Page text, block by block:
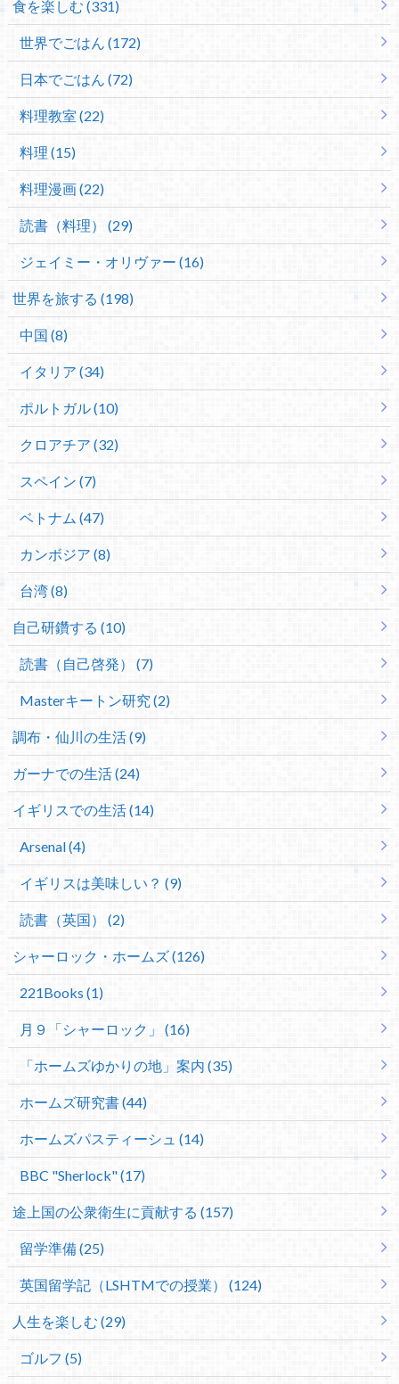
食を楽しむ (331)
世界でごはん (172)
日本でごはん (72)
料理教室 (22)
料理 (15)
料理漫画 (22)
読書（料理） (29)
ジェイミー・オリヴァー (16)
世界を旅する (198)
中国 (8)
イタリア (34)
ポルトガル (10)
クロアチア (32)
スペイン (7)
ベトナム (47)
カンボジア (8)
台湾 (8)
自己研鑽する (10)
読書（自己啓発） (7)
Masterキートン研究 (2)
調布・仙川の生活 (9)
ガーナでの生活 (24)
イギリスでの生活 (14)
Arsenal (4)
イギリスは美味しい？ (9)
読書（英国） (2)
シャーロック・ホームズ (126)
221Books (1)
月９「シャーロック」 (16)
「ホームズゆかりの地」案内 (35)
ホームズ研究書 (44)
ホームズパスティーシュ (14)
BBC "Sherlock" (17)
途上国の公衆衛生に貢献する (157)
留学準備 (25)
英国留学記（LSHTMでの授業） (124)
人生を楽しむ (29)
ゴルフ (5)